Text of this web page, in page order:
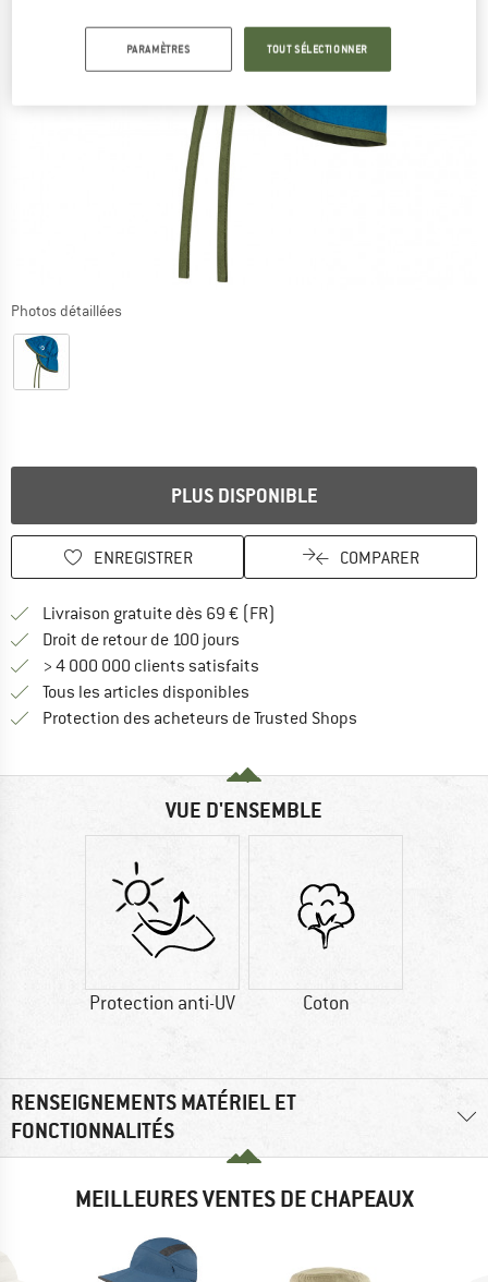
Photos détaillées
PLUS DISPONIBLE
ENREGISTRER COMPARER
Livraison gratuite dès 69 € (FR)
Droit de retour de 100 jours
> 4 000 000 clients satisfaits
Tous les articles disponibles
Protection des acheteurs de Trusted Shops
VUE D'ENSEMBLE
Protection anti-UV Coton
RENSEIGNEMENTS MATÉRIEL ET
FONCTIONNALITÉS
MEILLEURES VENTES DE CHAPEAUX
PARAMÈTRES TOUT SÉLECTIONNER